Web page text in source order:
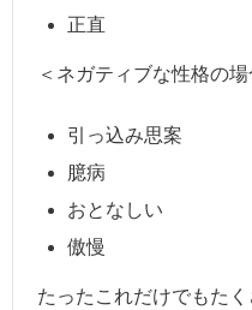
正直
＜ネガティブな性格の場
引っ込み思案
臆病
おとなしい
傲慢
たったこれだけでもた